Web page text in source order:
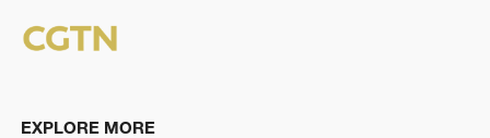
EXPLORE MORE